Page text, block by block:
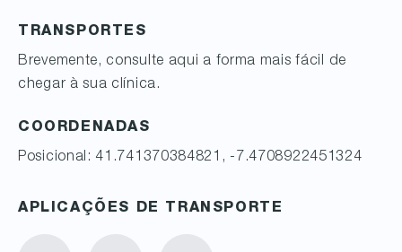
TRANSPORTES
Brevemente, consulte aqui a forma mais fácil de
chegar à sua clínica.
COORDENADAS
Posicional: 41.741370384821, -7.4708922451324
APLICAÇÕES DE TRANSPORTE